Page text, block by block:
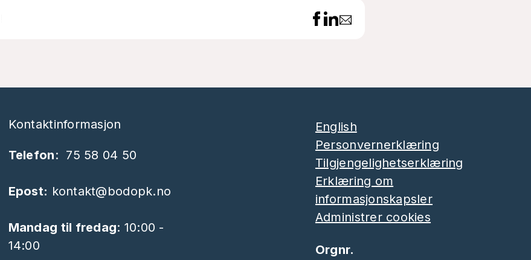
Kontaktinformasjon
Telefon: 75 58 04 50
Epost: kontakt@bodopk.no
Mandag til fredag: 10:00 -
14:00
English
Personvernerklæring
Tilgjengelighetserklæring
Erklæring om
informasjonskapsler
Administrer cookies
Orgnr.